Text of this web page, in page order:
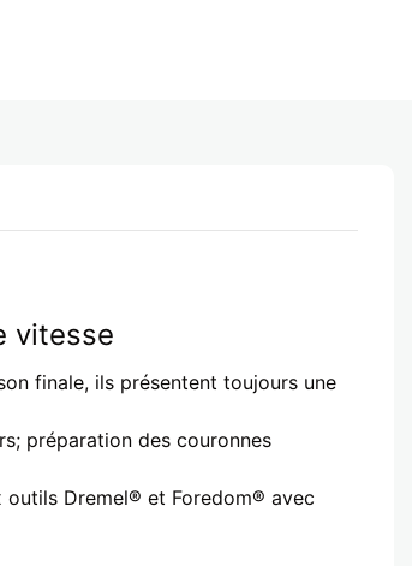
vitesse
finale, ils présentent toujours une
préparation des couronnes
outils Dremel® et Foredom® avec